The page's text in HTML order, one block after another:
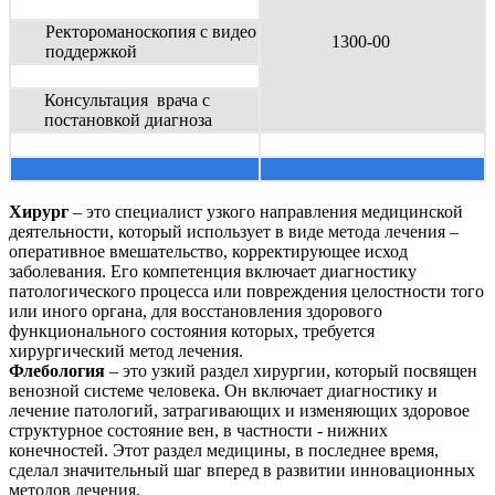
1300-00
Ректороманоскопия с видео
поддержкой
Консультация врача с
постановкой диагноза
Хирург – это специалист узкого направления медицинской
деятельности, который использует в виде метода лечения –
оперативное вмешательство, корректирующее исход
заболевания. Его компетенция включает диагностику
патологического процесса или повреждения целостности того
или иного органа, для восстановления здорового
функционального состояния которых, требуется
хирургический метод лечения.
Флебология – это узкий раздел хирургии, который посвящен
венозной системе человека. Он включает диагностику и
лечение патологий, затрагивающих и изменяющих здоровое
структурное состояние вен, в частности - нижних
конечностей. Этот раздел медицины, в последнее время,
сделал значительный шаг вперед в развитии инновационных
методов лечения.